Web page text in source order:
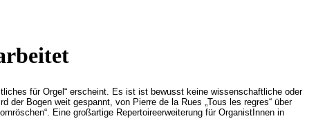
für Orgel“ erscheint. Es ist ist bewusst keine wissenschaftliche oder
Bogen weit gespannt, von Pierre de la Rues „Tous les regres“ über
Eine großartige Repertoireerweiterung für OrganistInnen in